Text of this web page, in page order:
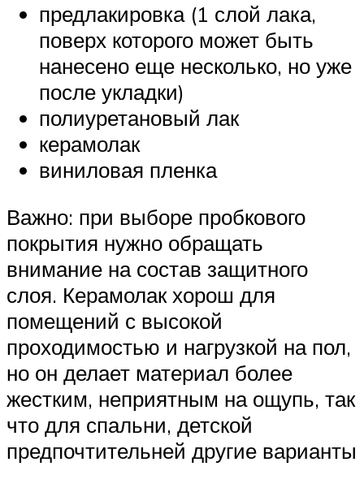
предлакировка (1 слой лака,
поверх которого может быть
нанесено еще несколько, но уже
после укладки)
полиуретановый лак
керамолак
виниловая пленка
Важно: при выборе пробкового
покрытия нужно обращать
внимание на состав защитного
слоя. Керамолак хорош для
помещений с высокой
проходимостью и нагрузкой на пол,
но он делает материал более
жестким, неприятным на ощупь, так
что для спальни, детской
предпочтительней другие варианты